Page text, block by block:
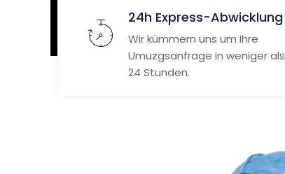
24h Express-Abwicklung
Wir kümmern uns um Ihre
Umuzgsanfrage in weniger als
24 Stunden.